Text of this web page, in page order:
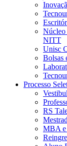
Núcleo
NITT
Unisc
Bolsas
Processo
RS
MBA e